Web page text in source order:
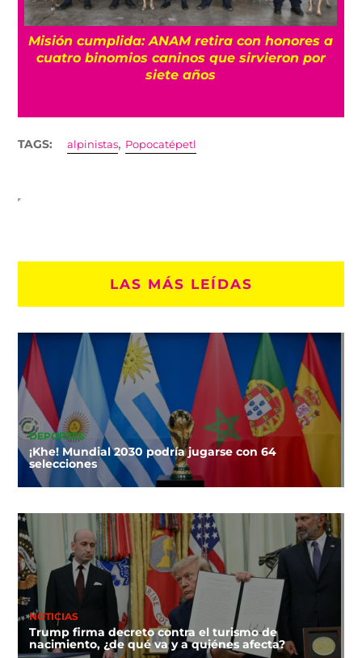
Misión cumplida: ANAM retira con honores a
cuatro binomios caninos que sirvieron por
siete años
TAGS: alpinistas, Popocatépetl
LAS MÁS LEÍDAS
DEPORTES
¡Khe! Mundial 2030 podría jugarse con 64
selecciones
NOTICIAS
Trump firma decreto contra el turismo de
nacimiento, ¿de qué va y a quiénes afecta?